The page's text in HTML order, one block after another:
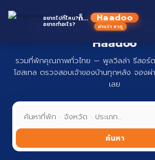
อยากไปที่ไหน?
อยากทำอะไร?
ก็... Haadoo
อ่านว่า หาดู
ที่พักทั่วไทย จองง่าย ป
Haadoo
รวมที่พักคุณภาพทั่วไทย — พูลวิลล่า รีสอร์ต
โฮสเทล ตรวจสอบเจ้าของบ้านทุกหลัง จองผ่
เลย
ค้นหา